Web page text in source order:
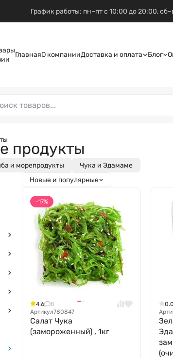
График работы: пн–пт с 10:00 до 20:00,
ГлавнаяО компанииДоставка и оплата Блог
продукты
и морепродукты
Чука и Эдамаме
Новые и популярные
-17%
4.6
8
Артикул780847
Салат Чука
(замороженный) , 1кг